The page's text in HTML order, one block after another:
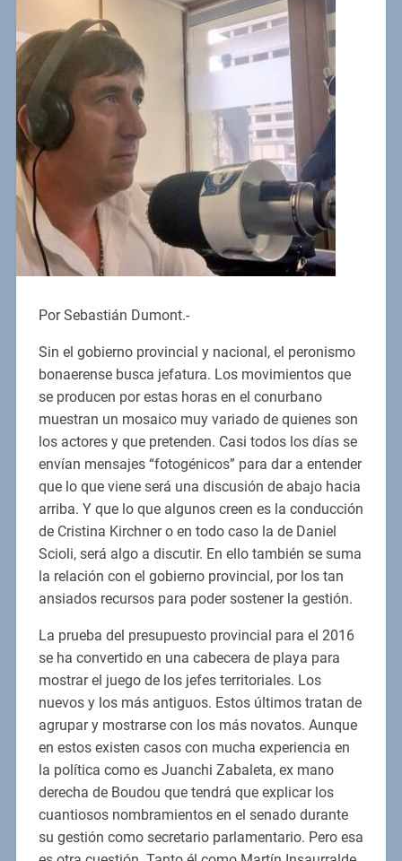
Por Sebastián Dumont.-
Sin el gobierno provincial y nacional, el peronismo
bonaerense busca jefatura. Los movimientos que
se producen por estas horas en el conurbano
muestran un mosaico muy variado de quienes son
los actores y que pretenden. Casi todos los días se
envían mensajes “fotogénicos” para dar a entender
que lo que viene será una discusión de abajo hacia
arriba. Y que lo que algunos creen es la conducción
de Cristina Kirchner o en todo caso la de Daniel
Scioli, será algo a discutir. En ello también se suma
la relación con el gobierno provincial, por los tan
ansiados recursos para poder sostener la gestión.
La prueba del presupuesto provincial para el 2016
se ha convertido en una cabecera de playa para
mostrar el juego de los jefes territoriales. Los
nuevos y los más antiguos. Estos últimos tratan de
agrupar y mostrarse con los más novatos. Aunque
en estos existen casos con mucha experiencia en
la política como es Juanchi Zabaleta, ex mano
derecha de Boudou que tendrá que explicar los
cuantiosos nombramientos en el senado durante
su gestión como secretario parlamentario. Pero esa